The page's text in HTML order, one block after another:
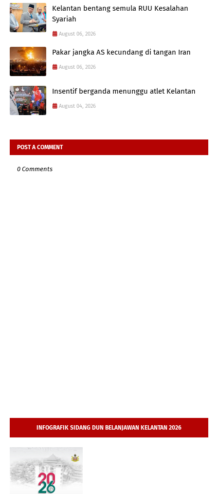
Kelantan bentang semula RUU Kesalahan
Syariah
August 06, 2026
Pakar jangka AS kecundang di tangan Iran
August 06, 2026
Insentif berganda menunggu atlet Kelantan
August 04, 2026
POST A COMMENT
0 Comments
INFOGRAFIK SIDANG DUN BELANJAWAN KELANTAN 2026